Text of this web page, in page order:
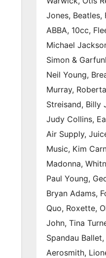
Jones, Beatles,
ABBA, 10cc,
Michael
Simon &
Neil Young,
Murray,
Streisand, Billy
Judy Collins,
Air Supply,
Music, Kim
Madonna,
Paul Young,
Bryan Adams,
Quo, Roxette,
John, Tina
Spandau
Aerosmith,